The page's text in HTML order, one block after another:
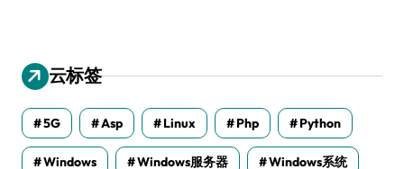
云标签
5G Asp Linux Php Python
Windows Windows服务器 Windows系统